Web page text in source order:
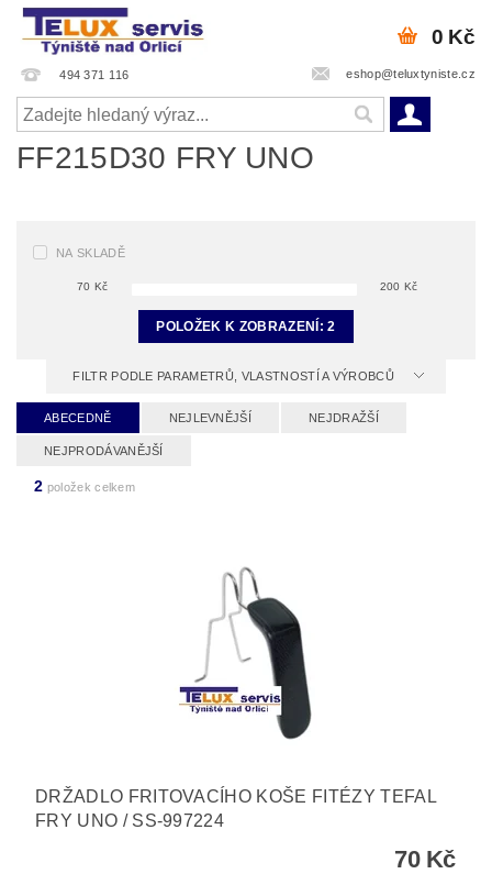
494 371 116 eshop@teluxtyniste.cz
0 Kč
FF215D30 FRY UNO
NA SKLADĚ
70 Kč 200 Kč
POLOŽEK K ZOBRAZENÍ:2
FILTR PODLE PARAMETRŮ, VLASTNOSTÍ A VÝROBCŮ
ABECEDNĚ NEJLEVNĚJŠÍ NEJDRAŽŠÍ
NEJPRODÁVANĚJŠÍ
2 položek celkem
DRŽADLO FRITOVACÍHO KOŠE FITÉZY TEFAL
FRY UNO / SS-997224
70 Kč